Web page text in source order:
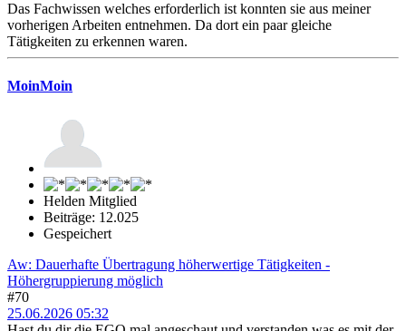
Das Fachwissen welches erforderlich ist konnten sie aus meiner
vorherigen Arbeiten entnehmen. Da dort ein paar gleiche
Tätigkeiten zu erkennen waren.
MoinMoin
Helden Mitglied
Beiträge: 12.025
Gespeichert
Aw: Dauerhafte Übertragung höherwertige Tätigkeiten -
Höhergruppierung möglich
#70
25.06.2026 05:32